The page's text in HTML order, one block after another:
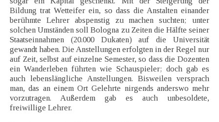
Bildung trat Wetteifer ein, so dass die Anstalten einander
berühmte Lehrer abspenstig zu machen suchten; unter
solchen Umständen soll Bologna zu Zeiten die Hälfte seiner
Staatseinnahmen (20.000 Dukaten) auf die Universität
gewandt haben. Die Anstellungen erfolgten in der Regel nur
auf Zeit, selbst auf einzelne Semester, so dass die Dozenten
ein Wanderleben führten wie Schauspieler; doch gab es
auch lebenslängliche Anstellungen. Bisweilen versprach
man, das an einem Ort Gelehrte nirgends anderswo mehr
vorzutragen. Außerdem gab es auch unbesoldete,
freiwillige Lehrer.